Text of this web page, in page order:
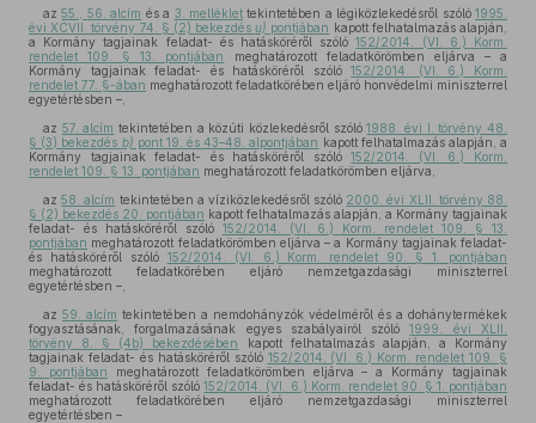
az55., 56. alcím és a 3. melléklettekintetében a légiközlekedésről szóló1995.
évi XCVII. törvény 74. § (2) bekezdésu) pontjában kapott felhatalmazás alapján,
a Kormány tagjainak feladat- és hatásköréről szóló152/2014. (VI. 6.) Korm.
rendelet 109. § 13. pontjában
meghatározott feladatkörömben eljárva – a
Kormány tagjainak feladat- és hatásköréről szóló152/2014. (VI. 6.) Korm.
rendelet 77. §-ában meghatározott feladatkörében eljáró honvédelmi miniszterrel
egyetértésben –,
az 57. alcím tekintetében a közúti közlekedésről szóló1988. évi I. törvény 48.
§ (3) bekezdés b) pont 19. és 43–48. alpontjában kapott felhatalmazás alapján, a
Kormány tagjainak feladat- és hatásköréről szóló152/2014. (VI. 6.) Korm.
rendelet 109. § 13. pontjában meghatározott feladatkörömben eljárva,
az58. alcím tekintetében a víziközlekedésről szóló 2000. évi XLII. törvény 88.
§ (2) bekezdés 20. pontjában kapott felhatalmazás alapján, a Kormány tagjainak
feladat- és hatásköréről szóló 152/2014. (VI. 6.) Korm. rendelet 109. § 13.
pontjában meghatározott feladatkörömben eljárva – a Kormány tagjainak feladat-
és hatásköréről szóló 152/2014. (VI. 6.) Korm. rendelet 90. § 1. pontjában
meghatározott feladatkörében eljáró nemzetgazdasági miniszterrel
egyetértésben –,
az 59. alcím tekintetében a nemdohányzók védelméről és a dohánytermékek
fogyasztásának, forgalmazásának egyes szabályairól szóló1999. évi XLII.
törvény 8. § (4b) bekezdésében
kapott felhatalmazás alapján, a Kormány
tagjainak feladat- és hatásköréről szóló 152/2014. (VI. 6.) Korm. rendelet 109. §
9. pontjában meghatározott feladatkörömben eljárva – a Kormány tagjainak
feladat- és hatásköréről szóló152/2014. (VI. 6.) Korm. rendelet 90. § 1. pontjában
meghatározott feladatkörében eljáró nemzetgazdasági miniszterrel
egyetértésben –